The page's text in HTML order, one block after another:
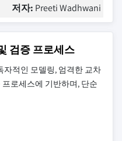
저자: Preeti Wadhwani
검증 프로세스
자적인 모델링, 엄격한 교차
로세스에 기반하며, 단순